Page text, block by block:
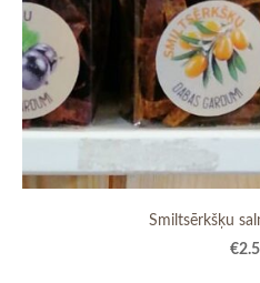
Smiltsērkšķu